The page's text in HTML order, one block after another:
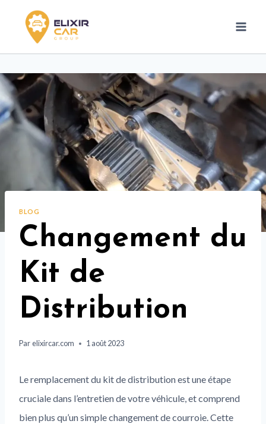
BLOG
Changement du
Kit de
Distribution
Parelixircar.com 1 août 2023
Le remplacement du kit de distribution est une étape
cruciale dans l’entretien de votre véhicule, et comprend
bien plus qu’un simple changement de courroie. Cette